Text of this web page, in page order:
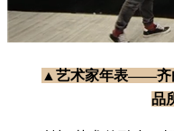
▲艺术家年表——齐
品